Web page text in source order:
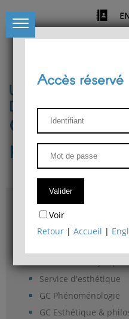
EN
Université de Liège
Département de
Centre de
Accès & plans
Bibliothèque du
Service d'esthétique
GC Phénoménologie
GC Esthétique &
Accès réservé
Voir
Retour |Accueil |